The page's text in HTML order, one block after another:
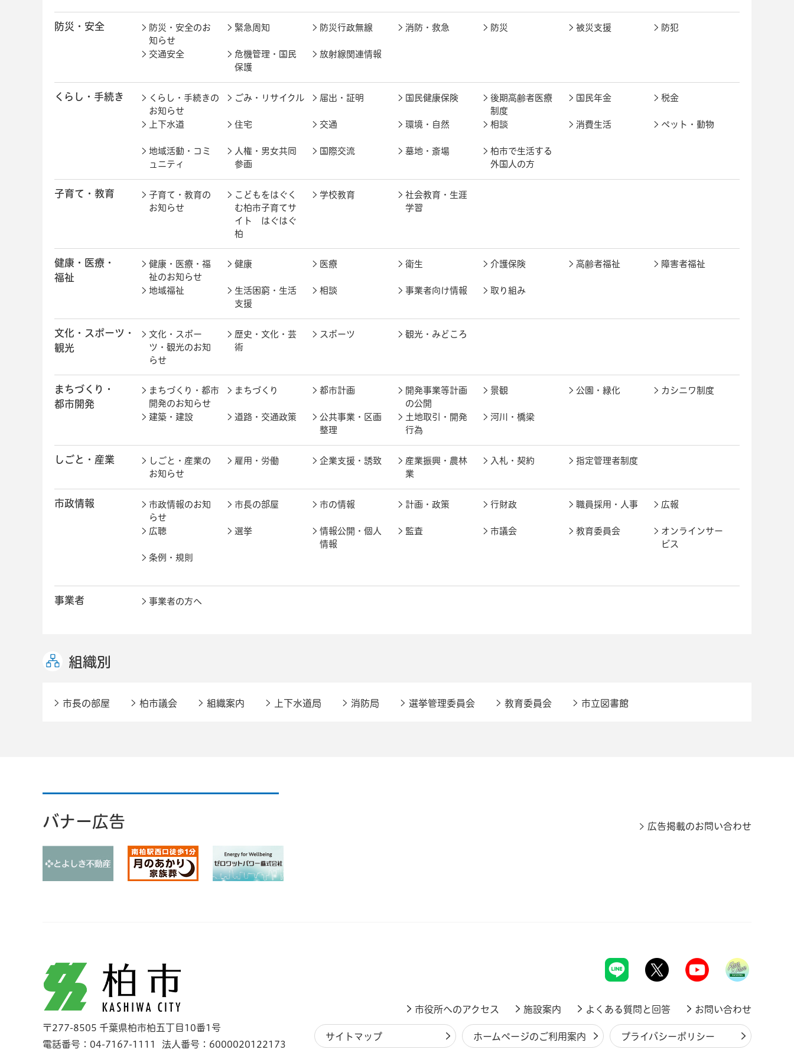
防災・安全
防災・安全のお
知らせ
緊急周知 防災行政無線 消防・救急 防災 被災支援 防犯
交通安全
危機管理・国民
保護
放射線関連情報
くらし・手続き
くらし・手続きの
お知らせ
ごみ・リサイクル 届出・証明 国民健康保険
後期高齢者医療
制度
国民年金 税金
上下水道 住宅 交通 環境・自然 相談 消費生活 ペット・動物
地域活動・コミ
ュニティ
人権・男女共同
参画
国際交流 墓地・斎場
柏市で生活する
外国人の方
子育て・教育
子育て・教育の
お知らせ
こどもをはぐく
む柏市子育てサ
イト はぐはぐ
柏
学校教育
社会教育・生涯
学習
健康・医療・
福祉
健康・医療・福
祉のお知らせ
健康 医療 衛生 介護保険 高齢者福祉 障害者福祉
地域福祉
生活困窮・生活
支援
相談 事業者向け情報 取り組み
文化・スポーツ・
観光
文化・スポー
ツ・観光のお知
らせ
歴史・文化・芸
術
スポーツ 観光・みどころ
まちづくり・
都市開発
まちづくり・都市
開発のお知らせ
まちづくり 都市計画
開発事業等計画
の公開
景観 公園・緑化 カシニワ制度
建築・建設 道路・交通政策
公共事業・区画
整理
土地取引・開発
行為
河川・橋梁
しごと・産業
しごと・産業の
お知らせ
雇用・労働 企業支援・誘致
産業振興・農林
業
入札・契約 指定管理者制度
市政情報
市政情報のお知
らせ
市長の部屋 市の情報 計画・政策 行財政 職員採用・人事 広報
広聴 選挙
情報公開・個人
情報
監査 市議会 教育委員会
オンラインサー
ビス
条例・規則
事業者 事業者の方へ
組織別
市長の部屋 柏市議会 組織案内 上下水道局 消防局 選挙管理委員会 教育委員会 市立図書館
バナー広告 広告掲載のお問い合わせ
柏市
〒277-8505 千葉県柏市柏五丁目10番1号
電話番号：04-7167-1111
法人番号：6000020122173
市役所へのアクセス 施設案内 よくある質問と回答 お問い合わせ
サイトマップ ホームページのご利用案内 プライバシーポリシー